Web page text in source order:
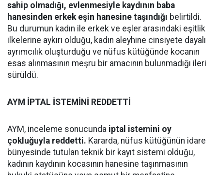
sahip olmadığı, evlenmesiyle kaydının baba
hanesinden erkek eşin hanesine taşındığı belirtildi.
Bu durumun kadın ile erkek ve eşler arasındaki eşitlik
ilkelerine aykırı olduğu, kadın aleyhine cinsiyete dayalı
ayrımcılık oluşturduğu ve nüfus kütüğünde kocanın
esas alınmasının meşru bir amacının bulunmadığı ileri
sürüldü.
AYM İPTAL İSTEMİNİ REDDETTİ
AYM, inceleme sonucunda iptal istemini oy
çokluğuyla reddetti. Kararda, nüfus kütüğünün idare
bünyesinde tutulan teknik bir kayıt sistemi olduğu,
kadının kaydının kocasının hanesine taşınmasının